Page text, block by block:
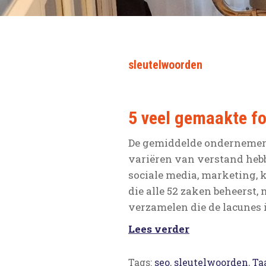
sleutelwoorden
5 veel gemaakte
De gemiddelde
variëren van verstand
sociale media, marketing,
die alle 52 zaken
verzamelen die de
Lees verder
Tags: seo, sleutelwoorden,